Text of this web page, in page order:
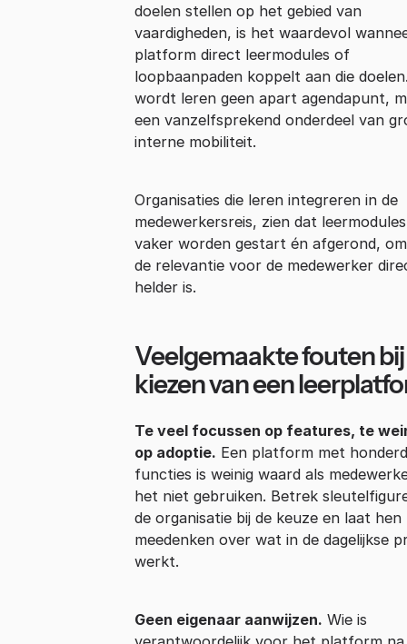
doelen stellen op het gebied van
vaardigheden, is het waardevol
platform direct leermodules of
loopbaanpaden koppelt aan die
wordt leren geen apart agendapunt,
een vanzelfsprekend onderdeel van
interne mobiliteit.
Organisaties die leren integreren in de
medewerkersreis, zien dat leermodules
vaker worden gestart én afgerond,
de relevantie voor de medewerker
helder is.
Veelgemaakte fouten
kiezen van een
Te veel focussen op features, te
op adoptie. Een platform met honderd
functies is weinig waard als
het niet gebruiken. Betrek
de organisatie bij de keuze en laat hen
meedenken over wat in de dagelijkse
werkt.
Geen eigenaar aanwijzen. Wie is